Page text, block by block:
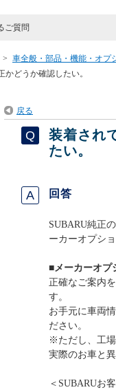
> 車全般・部品・機能・オプ
どうか確認したい。
戻る
装着され
たい。
回答
SUBARU純正
ーカーオプシ
■メーカーオプ
正確なご案内
す。
お手元に車両
ださい。
※ただし、工
実際のお車と
＜SUBARUお